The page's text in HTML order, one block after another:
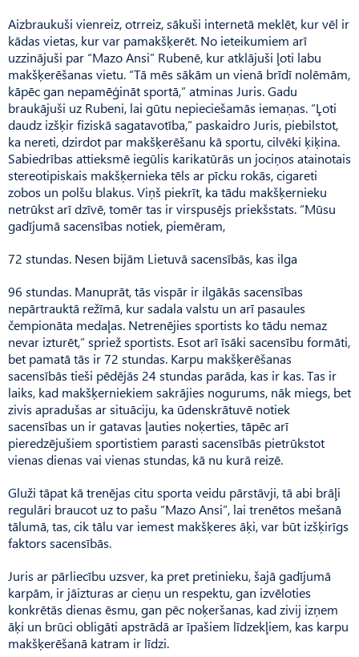
Aizbraukuši vien­reiz, otrreiz, sākuši internetā meklēt, kur vēl ir
kādas vietas, kur var pamakšķerēt. No ieteikumiem arī
uzzinājuši par “Mazo Ansi” Rubenē, kur atklājuši ļoti labu
makšķerēšanas vietu. “Tā mēs sākām un vienā brīdī nolēmām,
kāpēc gan nepamēģināt sportā,” atminas Juris. Gadu
braukājuši uz Rubeni, lai gūtu nepieciešamās iemaņas. “Ļoti
daudz izšķir fiziskā sagatavotība,” paskaidro Juris, piebilstot,
ka nereti, dzirdot par makšķerēšanu kā sportu, cilvēki ķiķina.
Sabiedrības attieksmē iegūlis karikatūrās un jociņos atainotais
stereotipiskais makšķernieka tēls ar pīcku rokās, cigareti
zobos un polšu blakus. Viņš piekrīt, ka tādu makšķ­ernieku
netrūkst arī dzīvē, tomēr tas ir virspusējs priekšstats. “Mūsu
gadījumā sacensības notiek, piemēram,­­­­­
72 st­­­u­­­­n­­das. Nesen bijām Lie­tu­vā sacensībās, kas ilga
96 stundas. Manuprāt, tās vispār ir ilgākās sacensības
nepārtrauktā režīmā, kur sadala valstu un arī pasaules
čempionāta medaļas. Netre­nējies sportists ko tādu nemaz
nevar izturēt,” spriež sportists. Esot arī īsāki sacensību formāti,
bet pamatā tās ir 72 stundas. Karpu makšķerēšanas
sacensībās tieši pēdējās 24 stundas parāda, kas ir kas. Tas ir
laiks, kad makšķerniekiem sakrājies nogurums, nāk miegs, bet
zivis apradušas ar situāciju, ka ūdenskrātuvē notiek
sacensības un ir gatavas ļauties noķerties, tāpēc arī
pieredzējušiem sportistiem parasti sacensībās pietrūkstot
vienas dienas vai vienas stundas, kā nu kurā reizē.
Gluži tāpat kā trenējas citu sporta veidu pārstāvji, tā abi brāļi
regulāri braucot uz to pašu “Mazo Ansi”, lai trenētos mešanā
tālumā, tas, cik tālu var iemest makšķeres āķi, var būt izšķirīgs
faktors sacensībās.
Juris ar pārliecību uzsver, ka pret pretinieku, šajā gadījumā
karpām, ir jāizturas ar cieņu un respektu, gan izvēloties
konkrētās dienas ēsmu, gan pēc noķeršanas, kad zivij izņem
āķi un brūci obligāti apstrādā ar īpašiem līdzekļiem, kas karpu
makšķerēšanā katram ir līdzi.